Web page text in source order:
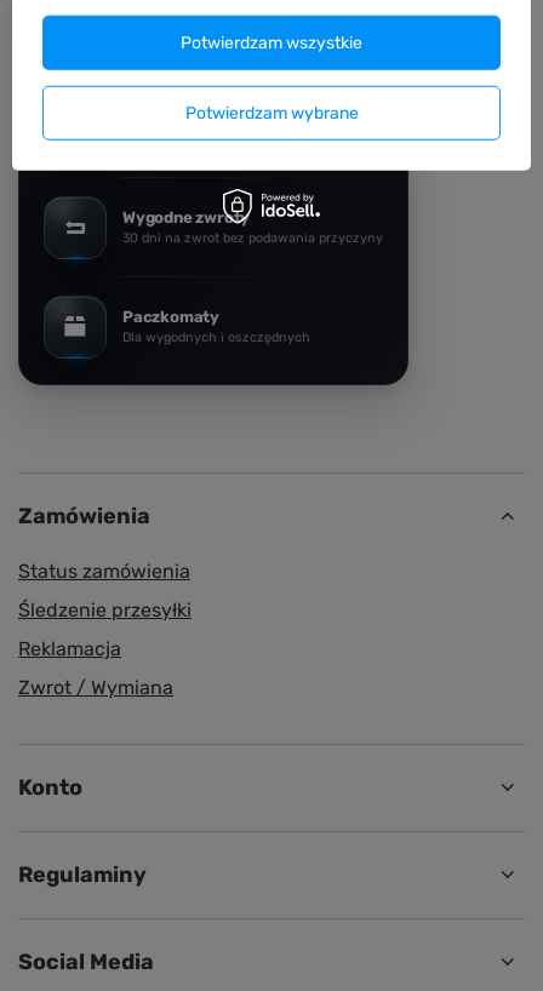
Darmowy transport
Zakupy za min. 200 zł
Bezpieczne zakupy
Dbamy o Twoje prawa
Wygodne zwroty
30 dni na zwrot bez podawania przyczyny
Paczkomaty
Dla wygodnych i oszczędnych
Zamówienia
Status zamówienia
Śledzenie przesyłki
Reklamacja
Zwrot / Wymiana
Konto
Regulaminy
Social Media
Potwierdzam wybrane
Potwierdzam wszystkie